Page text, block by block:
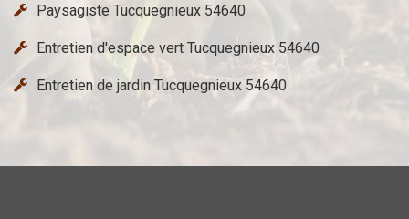
Paysagiste Tucquegnieux 54640
Entretien d'espace vert Tucquegnieux 54640
Entretien de jardin Tucquegnieux 54640